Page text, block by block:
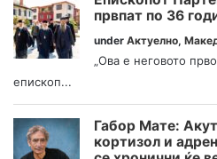
првпат по 36
under Актуелно,
„Ова е неговото
епископ...
Габор Мате:
кортизол и